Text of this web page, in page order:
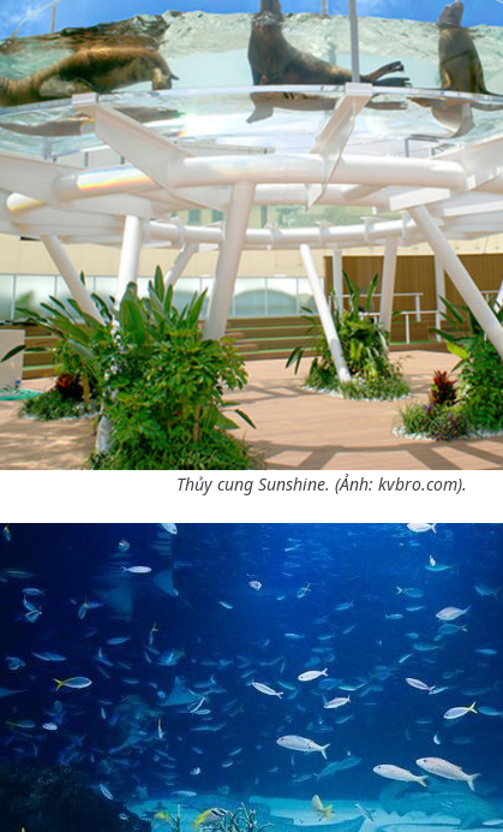
Thủy cung Sunshine. (Ảnh: kvbro.com).